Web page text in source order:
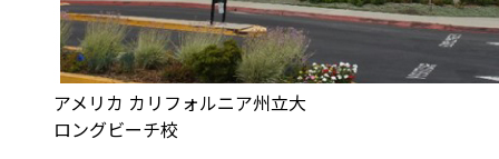
アメリカ カリフォルニア州立大
ロングビーチ校